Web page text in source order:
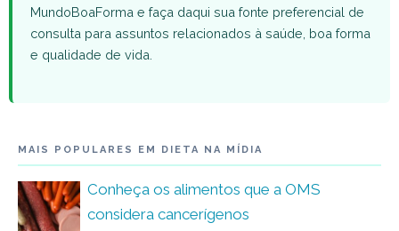
MundoBoaForma e faça daqui sua fonte preferencial de
consulta para assuntos relacionados à saúde, boa forma
e qualidade de vida.
MAIS POPULARES EM DIETA NA MÍDIA
Conheça os alimentos que a OMS
considera cancerígenos